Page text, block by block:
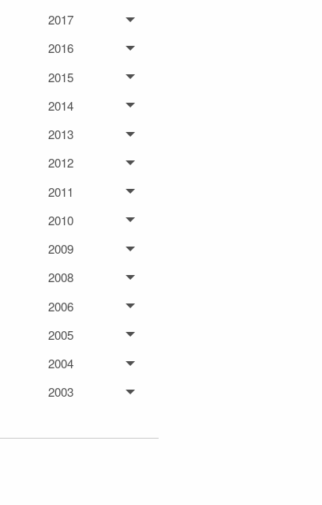
2017
2016
2015
2014
2013
2012
2011
2010
2009
2008
2006
2005
2004
2003